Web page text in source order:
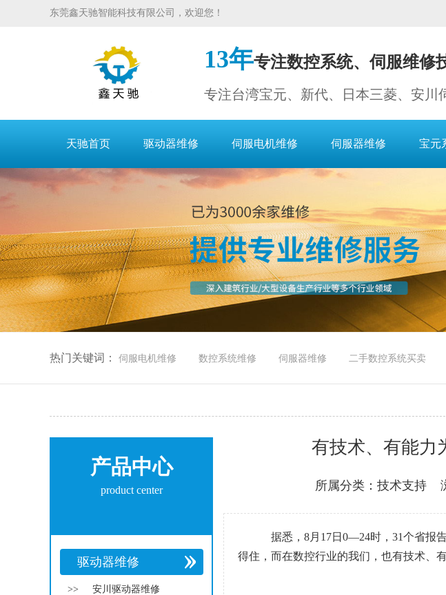
东莞鑫天驰智能科技有限公司，欢迎您！
13年专注数控系统、伺服维修
专注台湾宝元、新代、日本三菱、安川
天驰首页 驱动器维修 伺服电机维修 伺服器维修 宝元
热门关键词： 伺服电机维修 数控系统维修 伺服器维修 二手数控系统买卖
产品中心
product center
驱动器维修
>> 安川驱动器维修
有技术、有能力
所属分类：技术支持
据悉，8月17日0—24时，31个省报
得住，而在数控行业的我们，也有技术、